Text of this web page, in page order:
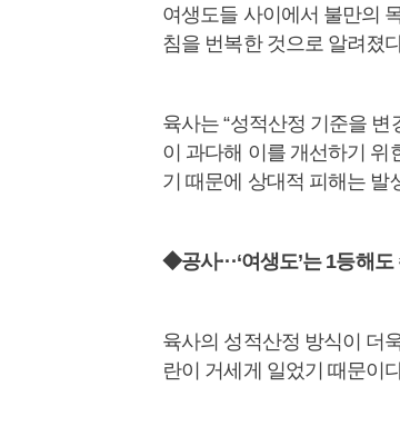
여생도들 사이에서 불만의
침을 번복한 것으로 알려졌
육사는 “성적산정 기준을
이 과다해 이를 개선하기 위
기 때문에 상대적 피해는 발
◆공사···‘여생도’는 1등해
육사의 성적산정 방식이 더
란이 거세게 일었기 때문이